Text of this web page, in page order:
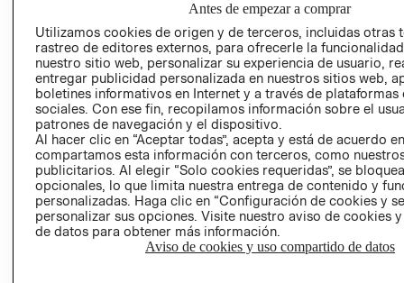
RELACIÓN CON
INVERSIONISTAS
POLÍTICA
EMPRESARIAL
- RETIRO EN
TIENDA
TÉRMINOS Y
CONDICIONES
AVISO DE
PRIVACIDAD
GIFT CARD
AVISO DE
COOKIES
Antes de empezar a comprar
Utilizamos cookies de origen y de terceros, incluidas otras
rastreo de editores externos, para ofrecerle la
nuestro sitio web, personalizar su experiencia de usuario,
entregar publicidad personalizada en nuestros sitios web,
boletines informativos en Internet y a través de plataformas
sociales. Con ese fin, recopilamos información sobre el
patrones de navegación y el dispositivo.
Al hacer clic en “Aceptar todas”, acepta y está de acuerdo
compartamos esta información con terceros, como
publicitarios. Al elegir “Solo cookies requeridas”, se
opcionales, lo que limita nuestra entrega de contenido y
personalizadas. Haga clic en “Configuración de cookies y
personalizar sus opciones. Visite nuestro aviso de cookies
de datos para obtener más información.
Aviso de cookies y uso compartido de datos